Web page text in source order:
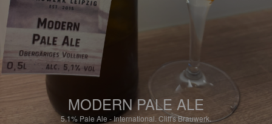
MODERN PALE ALE
5.1% Pale Ale - International. Cliff's Brauwerk.